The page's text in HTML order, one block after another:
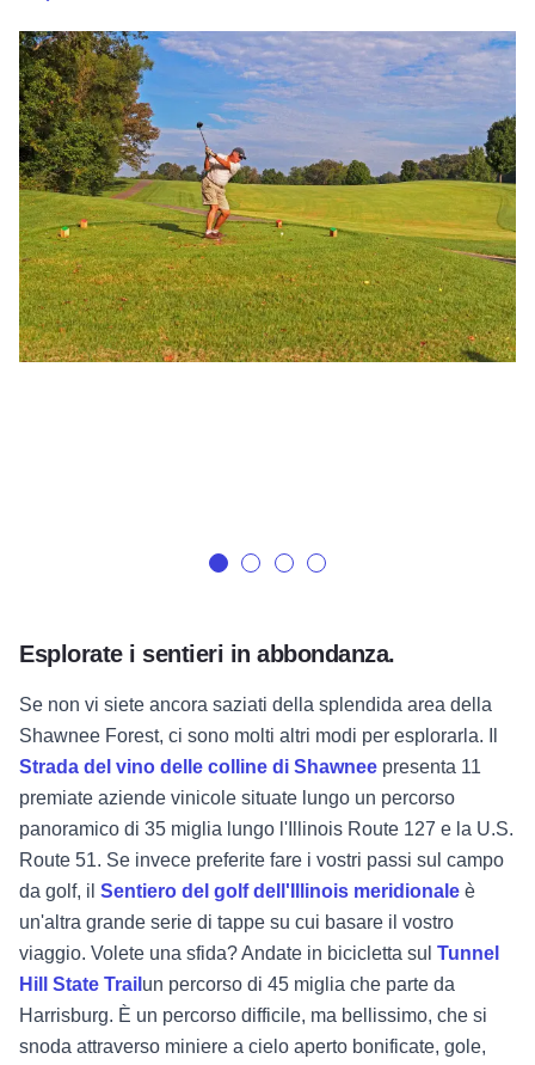
Esplorate i sentieri in abbondanza.
Se non vi siete ancora saziati della splendida area della
Shawnee Forest, ci sono molti altri modi per esplorarla. Il
Strada del vino delle colline di Shawnee presenta 11
premiate aziende vinicole situate lungo un percorso
panoramico di 35 miglia lungo l'Illinois Route 127 e la U.S.
Route 51. Se invece preferite fare i vostri passi sul campo
da golf, il Sentiero del golf dell'Illinois meridionale è
un'altra grande serie di tappe su cui basare il vostro
viaggio. Volete una sfida? Andate in bicicletta sul Tunnel
Hill State Trail un percorso di 45 miglia che parte da
Harrisburg. È un percorso difficile, ma bellissimo, che si
snoda attraverso miniere a cielo aperto bonificate, gole,